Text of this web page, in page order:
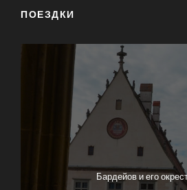
ПОЕЗДКИ
Бардейов и его